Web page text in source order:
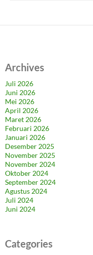
Archives
Juli 2026
Juni 2026
Mei 2026
April 2026
Maret 2026
Februari 2026
Januari 2026
Desember 2025
November 2025
November 2024
Oktober 2024
September 2024
Agustus 2024
Juli 2024
Juni 2024
Categories